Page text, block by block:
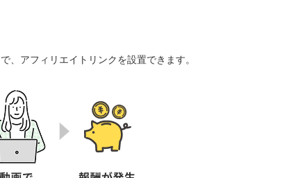
、アフィリエイトリンクを設置できます。